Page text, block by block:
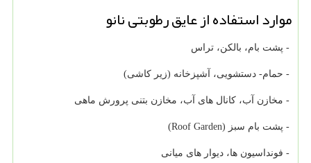
موارد استفاده از عایق رطوبتی نانو
- پشت بام، بالکن، تراس
- حمام- دستشویی، آشپزخانه (زیر کاشی)
- مخازن آب، کانال های آب، مخازن بتنی پرورش ماهی
- پشت بام سبز (Roof Garden)
- فونداسیون ها، دیوار های میانی